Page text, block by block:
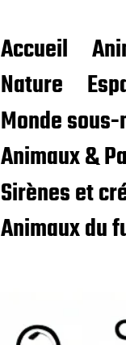
Accueil
Nature
Monde
Animaux &
Sirènes et
Animaux du